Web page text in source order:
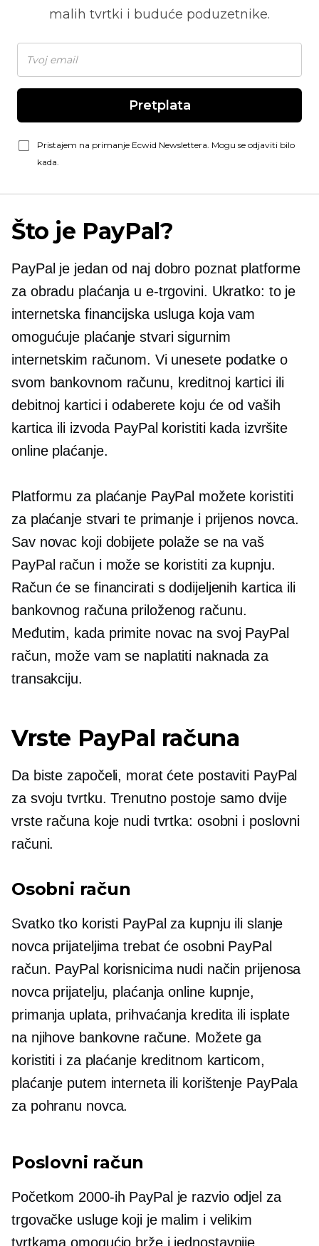
malih tvrtki i buduće poduzetnike.
Pretplata
Pristajem na primanje Ecwid Newslettera. Mogu se odjaviti bilo
kada.
Što je PayPal?
PayPal je jedan od naj dobro poznatplatforme
za obradu plaćanja u e-trgovini. Ukratko: to je
internetska financijska usluga koja vam
omogućuje plaćanje stvari sigurnim
internetskim računom. Vi unesete podatke o
svom bankovnom računu, kreditnoj kartici ili
debitnoj kartici i odaberete koju će od vaših
kartica ili izvoda PayPal koristiti kada izvršite
online plaćanje.
Platformu za plaćanje PayPal možete koristiti
za plaćanje stvari te primanje i prijenos novca.
Sav novac koji dobijete polaže se na vaš
PayPal račun i može se koristiti za kupnju.
Račun će se financirati s dodijeljenih kartica ili
bankovnog računa priloženog računu.
Međutim, kada primite novac na svoj PayPal
račun, može vam se naplatiti naknada za
transakciju.
Vrste PayPal računa
Da biste započeli, morat ćete postaviti PayPal
za svoju tvrtku. Trenutno postoje samo dvije
vrste računa koje nudi tvrtka: osobni i poslovni
računi.
Osobni račun
Svatko tko koristi PayPal za kupnju ili slanje
novca prijateljima trebat će osobni PayPal
račun. PayPal korisnicima nudi način prijenosa
novca prijatelju, plaćanja online kupnje,
primanja uplata, prihvaćanja kredita ili isplate
na njihove bankovne račune. Možete ga
koristiti i za plaćanje kreditnom karticom,
plaćanje putem interneta ili korištenje PayPala
za pohranu novca.
Poslovni račun
Početkom 2000-ih PayPal je razvio odjel za
trgovačke usluge koji je malim i velikim
tvrtkama omogućio brže i jednostavnije